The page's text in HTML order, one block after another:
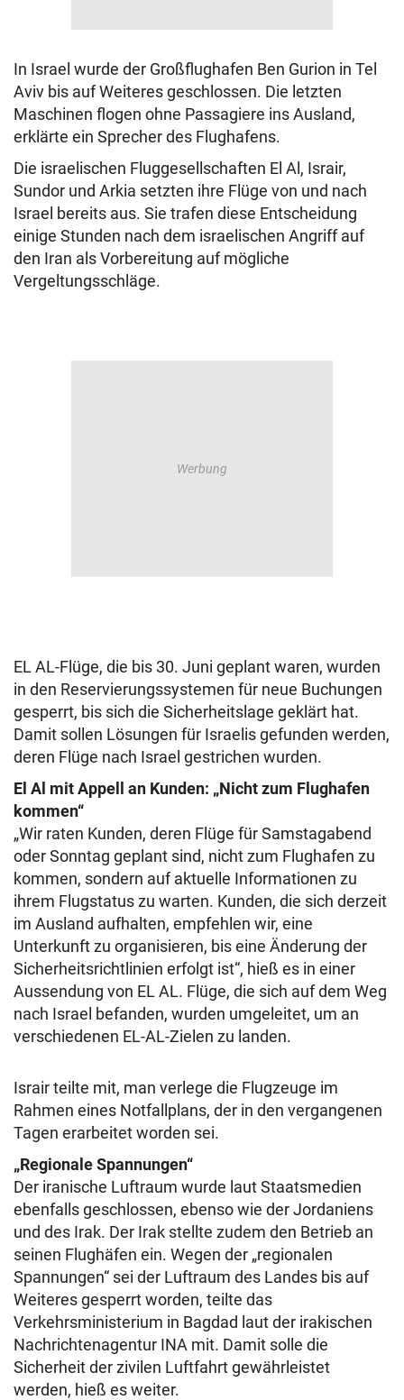
In Israel wurde der Großflughafen Ben Gurion in Tel
Aviv bis auf Weiteres geschlossen. Die letzten
Maschinen flogen ohne Passagiere ins Ausland,
erklärte ein Sprecher des Flughafens.
Die israelischen Fluggesellschaften El Al, Israir,
Sundor und Arkia setzten ihre Flüge von und nach
Israel bereits aus. Sie trafen diese Entscheidung
einige Stunden nach dem israelischen Angriff auf
den Iran als Vorbereitung auf mögliche
Vergeltungsschläge.
EL AL-Flüge, die bis 30. Juni geplant waren, wurden
in den Reservierungssystemen für neue Buchungen
gesperrt, bis sich die Sicherheitslage geklärt hat.
Damit sollen Lösungen für Israelis gefunden werden,
deren Flüge nach Israel gestrichen wurden.
El Al mit Appell an Kunden: „Nicht zum Flughafen
kommen“
„Wir raten Kunden, deren Flüge für Samstagabend
oder Sonntag geplant sind, nicht zum Flughafen zu
kommen, sondern auf aktuelle Informationen zu
ihrem Flugstatus zu warten. Kunden, die sich derzeit
im Ausland aufhalten, empfehlen wir, eine
Unterkunft zu organisieren, bis eine Änderung der
Sicherheitsrichtlinien erfolgt ist“, hieß es in einer
Aussendung von EL AL. Flüge, die sich auf dem Weg
nach Israel befanden, wurden umgeleitet, um an
verschiedenen EL-AL-Zielen zu landen.
Israir teilte mit, man verlege die Flugzeuge im
Rahmen eines Notfallplans, der in den vergangenen
Tagen erarbeitet worden sei.
„Regionale Spannungen“
Der iranische Luftraum wurde laut Staatsmedien
ebenfalls geschlossen, ebenso wie der Jordaniens
und des Irak. Der Irak stellte zudem den Betrieb an
seinen Flughäfen ein. Wegen der „regionalen
Spannungen“ sei der Luftraum des Landes bis auf
Weiteres gesperrt worden, teilte das
Verkehrsministerium in Bagdad laut der irakischen
Nachrichtenagentur INA mit. Damit solle die
Sicherheit der zivilen Luftfahrt gewährleistet
werden, hieß es weiter.